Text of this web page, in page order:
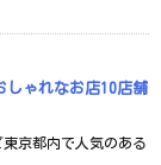
しゃれなお店10店舗
京都内で人気のある